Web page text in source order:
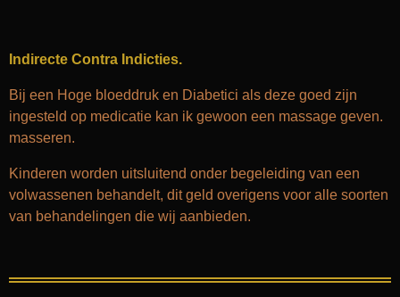
Indirecte Contra Indicties.
Bij een Hoge bloeddruk en Diabetici als deze goed zijn
ingesteld op medicatie kan ik gewoon een massage geven.
masseren.
Kinderen worden uitsluitend onder begeleiding van een
volwassenen behandelt, dit geld overigens voor alle soorten
van behandelingen die wij aanbieden.